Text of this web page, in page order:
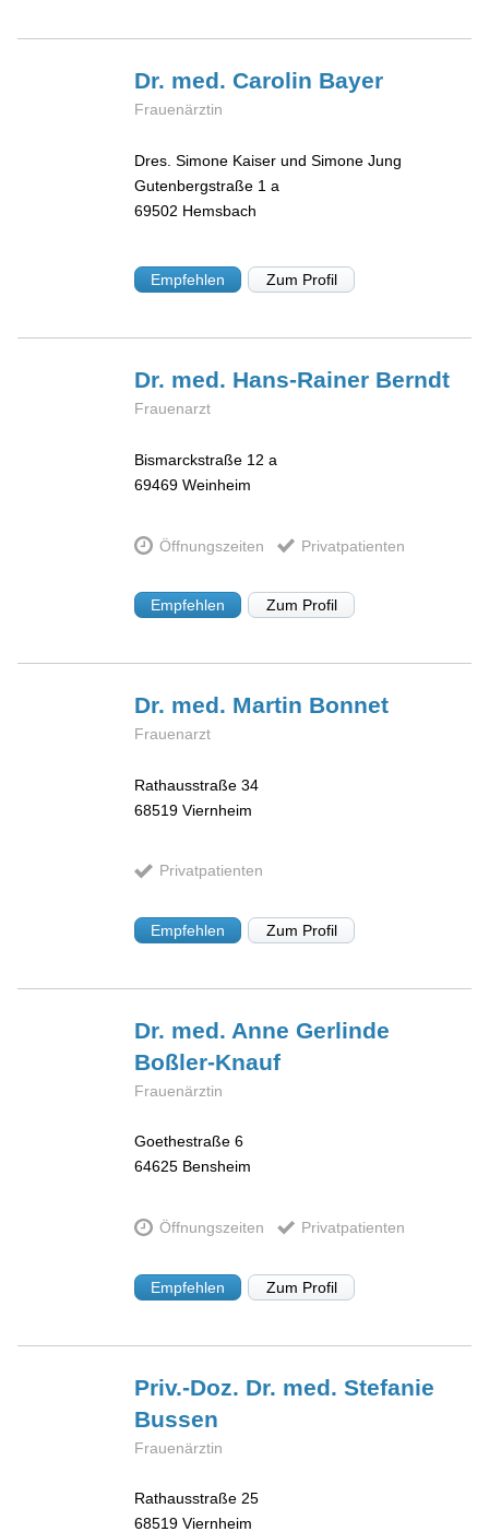
Dr. med. Carolin Bayer
Frauenärztin
Dres. Simone Kaiser und Simone Jung
Gutenbergstraße 1 a
69502 Hemsbach
Empfehlen Zum Profil
Dr. med. Hans-Rainer Berndt
Frauenarzt
Bismarckstraße 12 a
69469 Weinheim
Öffnungszeiten Privatpatienten
Empfehlen Zum Profil
Dr. med. Martin Bonnet
Frauenarzt
Rathausstraße 34
68519 Viernheim
Privatpatienten
Empfehlen Zum Profil
Dr. med. Anne Gerlinde
Boßler-Knauf
Frauenärztin
Goethestraße 6
64625 Bensheim
Öffnungszeiten Privatpatienten
Empfehlen Zum Profil
Priv.-Doz. Dr. med. Stefanie
Bussen
Frauenärztin
Rathausstraße 25
68519 Viernheim